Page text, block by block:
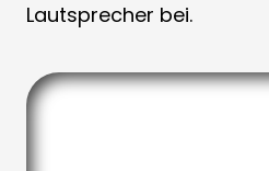
Lautsprecher bei.